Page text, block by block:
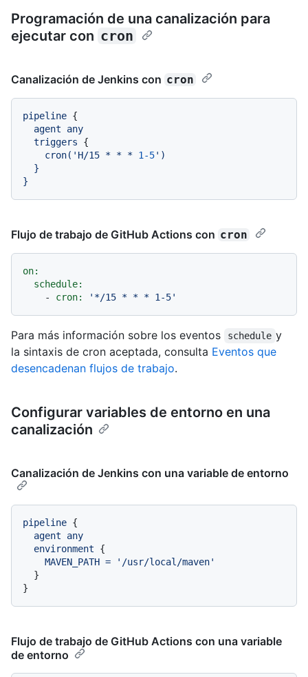
Programación de una canalización para
ejecutar con cron
Canalización de Jenkins con cron
pipeline {
agent
any
triggers {
cron('H/15 * * * 1 -5')
Flujo de trabajo de GitHub Actions con cron
on:
schedule:
-
cron: '*/15 * * * 1-5'
Para más información sobre los eventos schedule y
la sintaxis de cron aceptada, consulta Eventos que
desencadenan flujos de trabajo.
Configurar variables de entorno en una
canalización
Canalización de Jenkins con una variable de entorno
pipeline {
agent
any
environment {
MAVEN_PATH =
'/usr/local/maven'
Flujo de trabajo de GitHub Actions con una variable
de entorno